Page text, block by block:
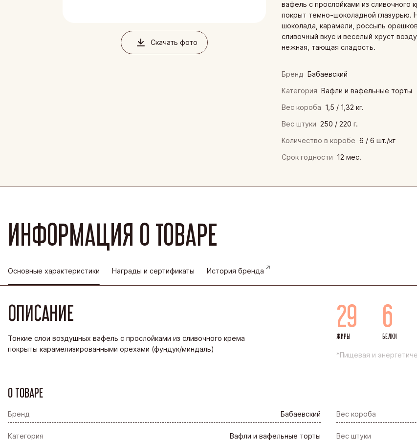
Воронежская кондитерская фабрика
Йошкар-Олинская кондитерская фабрика
Скачать фото
вафель с прослойками из сливочного
покрыт темно-шоколадной глазурью.
шоколада, карамели, россыпь
сливочный вкус и веселый хруст
нежная, тающая сладость.
Бренд Бабаевский
Категория Вафли и вафельные торты
Вес короба 1,5 / 1,32 кг.
Вес штуки 250 / 220 г.
Количество в коробе 6 / 6 шт./кг
Срок годности 12 мес.
ИНФОРМАЦИЯ О ТОВАРЕ
Основные характеристики Награды и сертификаты История бренда
ОПИСАНИЕ
Тонкие слои воздушных вафель с прослойками из сливочного крема
покрыты карамелизированными орехами (фундук/миндаль)
29
ЖИРЫ
6
БЕЛКИ
*Пищевая и
О ТОВАРЕ
Бренд Бабаевский Вес короба
Категория Вафли и вафельные торты Вес штуки